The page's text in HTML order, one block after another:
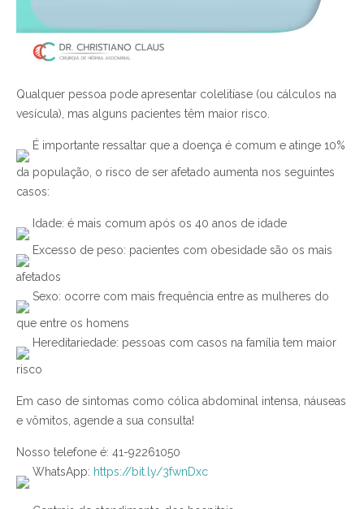
Qualquer pessoa pode apresentar colelitíase (ou cálculos na
vesícula), mas alguns pacientes têm maior risco.
É importante ressaltar que a doença é comum e atinge 10%
da população, o risco de ser afetado aumenta nos seguintes
casos:
Idade: é mais comum após os 40 anos de idade
Excesso de peso: pacientes com obesidade são os mais
afetados
Sexo: ocorre com mais frequência entre as mulheres do
que entre os homens
Hereditariedade: pessoas com casos na família tem maior
risco
Em caso de sintomas como cólica abdominal intensa, náuseas
e vômitos, agende a sua consulta!
Nosso telefone é: 41-92261050
WhatsApp: https://bit.ly/3fwnDxc